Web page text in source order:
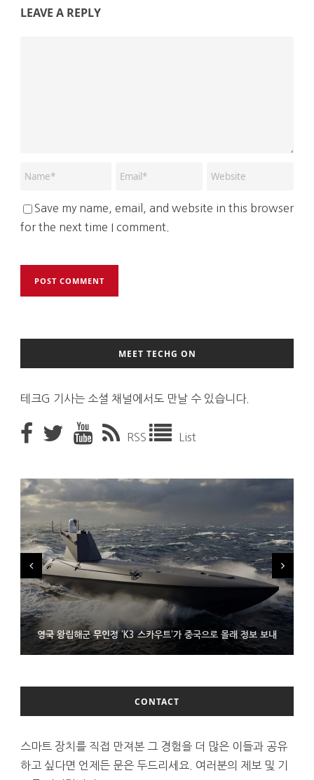
LEAVE A REPLY
Save my name, email, and website in this browser
for the next time I comment.
MEET TECHG ON
테크G 기사는 소셜 채널에서도 만날 수 있습니다.
RSS List
영국 왕립해군 무인정 ‘K3 스카우트’가 중국으로 몰래 정보 보내
코레일 ‘종이 없는 승차권’ 서비스 담은 삼성 월렛
시력 조정 기능 얹고 가격 낮춘 공간 디스플레이 안경 ‘비추어 프로
2’ 공개
CONTACT
스마트 장치를 직접 만져본 그 경험을 더 많은 이들과 공유
하고 싶다면 언제든 문은 두드리세요. 여러분의 제보 및 기